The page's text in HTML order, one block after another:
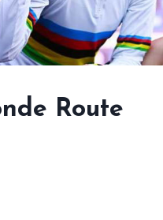
Route